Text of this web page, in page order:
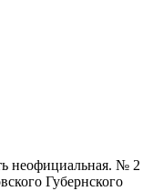
неофициальная. № 2
Губернского